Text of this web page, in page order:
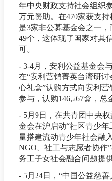
年中央财政支持社会组织
万元资助。在470家获支
是3家非公募基金会之一
49个，这体现了国家对其
可。
- 3-4月，安利公益基金会
在“安利营销菁英台湾研讨
心礼盒”认购方式向安利营
参与，认购146,267盒，总
- 5月9日，在共青团中央
金会在沪启动“社区青少年
量搭建流动青少年社会融
NGO、社工与志愿者协作
务工子女社会融合问题提
- 5月24日，“中国公益慈